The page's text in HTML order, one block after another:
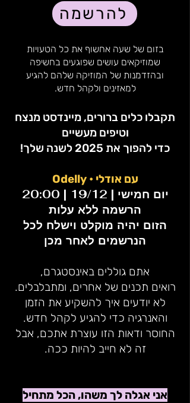
​​​​​​​בזום של שעה אחשוף את כל הטעויות
שמוזיקאים עושים שפוגעים בחשיפה
ובהזדמנות של המוזיקה שלהם להגיע
למאזינים ולקהל חדש.
תקבלו כלים ברורים, מיינדסט מנצח
וטיפים מעשיים
כדי להפוך את 2025 לשנה שלך!
עם אודלי • Odelly
יום חמישי | 19/12 | 20:00
הרשמה ללא עלות
הזום יהיה מוקלט וישלח לכל
הנרשמים לאחר מכן
אתם גוללים באינסטגרם,
רואים תכנים של אחרים, ומתבלבלים.
לא יודעים איך להשקיע את הזמן
והאנרגיה כדי להגיע לקהל חדש.
החוסר ודאות הזו עוצרת אתכם, אבל
זה לא חייב להיות ככה.
אני אגלה לך משהו, הכל מתחיל
להרשמה